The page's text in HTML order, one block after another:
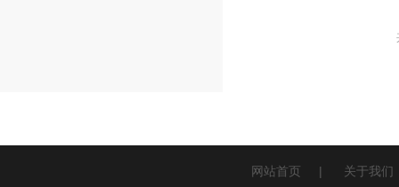
网站首页 | 关于我们